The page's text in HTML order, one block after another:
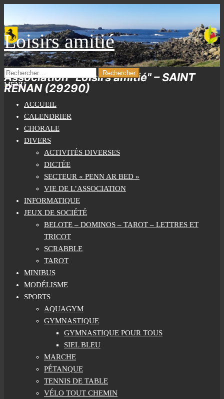
the
content
Loisirs amitié
Association "Loisirs amitié" – SAINT
RENAN (29290)
RECHERCHER :
MENU
ACCUEIL
CALENDRIER
CHORALE
DIVERS
ACTIVITÉS DIVERSES
DICTÉE
SECTEUR « PENN AR BED »
VIE DE L’ASSOCIATION
INFORMATIQUE
JEUX DE SOCIÉTÉ
BELOTE – DOMINOS – TAROT – LETTRES ET
TRICOT
SCRABBLE
TAROT
MINIBUS
MODÉLISME
SPORTS
AQUAGYM
GYMNASTIQUE
GYMNASTIQUE POUR TOUS
SIEL BLEU
MARCHE
PÉTANQUE
TENNIS DE TABLE
VÉLO TOUT CHEMIN